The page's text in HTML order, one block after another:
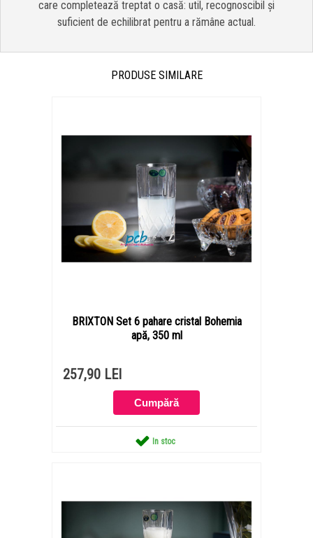
care completează treptat o casă: util, recognoscibil și
suficient de echilibrat pentru a rămâne actual.
PRODUSE SIMILARE
BRIXTON Set 6 pahare cristal Bohemia
apă, 350 ml
257,90 LEI
In stoc